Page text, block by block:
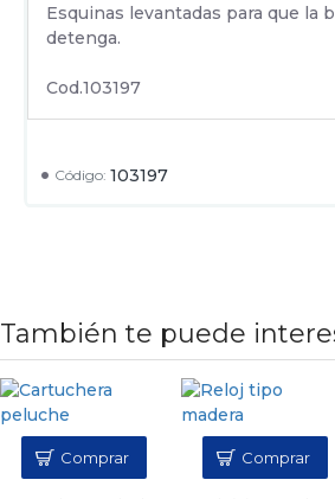
Código: 103197
Esquinas levantadas para que la
detenga.
Cod.103197
También te puede
Comprar
Comprar